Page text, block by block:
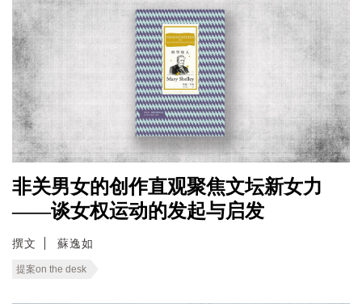
非关男女的创作直观聚焦文坛新女力
——谈女权运动的发起与启发
撰文 蘇逸如
提案on the desk